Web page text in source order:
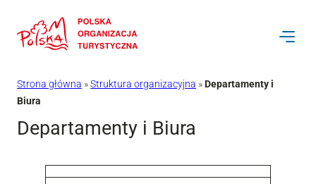
do
Strona główna »Struktura organizacyjna »Departamenty i
Biura
Departamenty i Biura